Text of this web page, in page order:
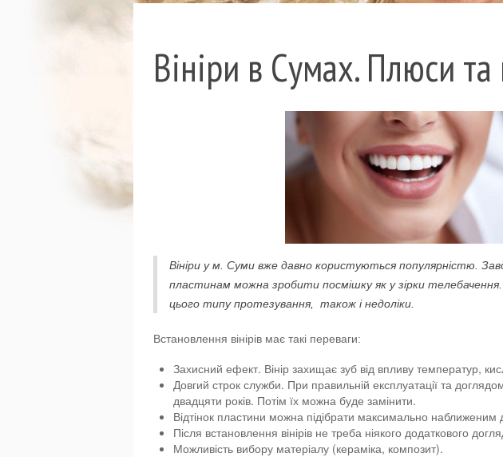
Вініри в Сумах. Плюси та
Вініри у м. Суми вже давно користуються популярністю.
пластинам можна зробити посмішку як у зірки телебачення.
цього типу протезування, також і недоліки.
Встановлення вінірів має такі переваги:
Захисний ефект. Вінір захищає зуб від впливу температур,
Довгий строк служби. При правильній експлуатації та
двадцяти років. Потім їх можна буде замінити.
Відтінок пластини можна підібрати максимально наближеним
Після встановлення вінірів не треба ніякого додаткового
Можливість вибору матеріалу (кераміка, композит).